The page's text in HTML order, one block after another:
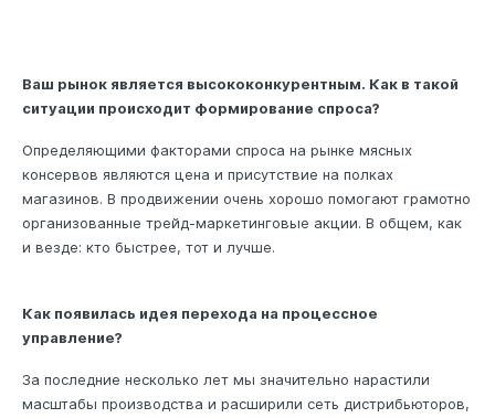
Ваш рынок является высококонкурентным. Как в такой
ситуации происходит формирование спроса?
Определяющими факторами спроса на рынке мясных
консервов являются цена и присутствие на полках
магазинов. В продвижении очень хорошо помогают грамотно
организованные трейд-маркетинговые акции. В общем, как
и везде: кто быстрее, тот и лучше.
Как появилась идея перехода на процессное
управление?
За последние несколько лет мы значительно нарастили
масштабы производства и расширили сеть дистрибьюторов,